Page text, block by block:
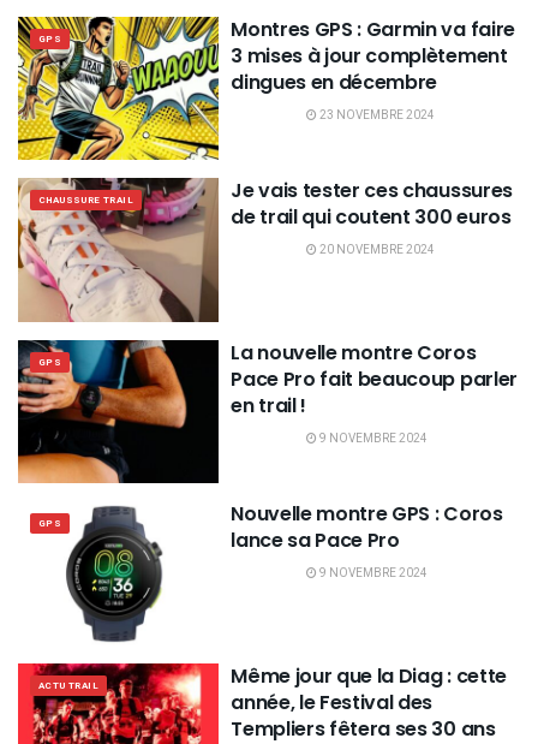
GPS
Montres GPS : Garmin va faire
3 mises à jour complètement
dingues en décembre
23 NOVEMBRE 2024
CHAUSSURE TRAIL
Je vais tester ces chaussures
de trail qui coutent 300 euros
20 NOVEMBRE 2024
GPS
La nouvelle montre Coros
Pace Pro fait beaucoup parler
en trail !
9 NOVEMBRE 2024
GPS
Nouvelle montre GPS : Coros
lance sa Pace Pro
9 NOVEMBRE 2024
ACTU TRAIL
Même jour que la Diag : cette
année, le Festival des
Templiers fêtera ses 30 ans